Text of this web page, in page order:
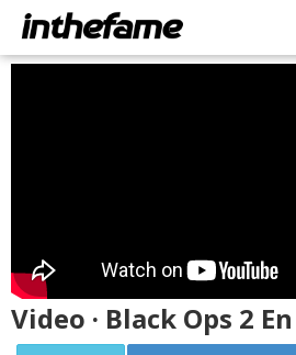
Video · Black Ops 2